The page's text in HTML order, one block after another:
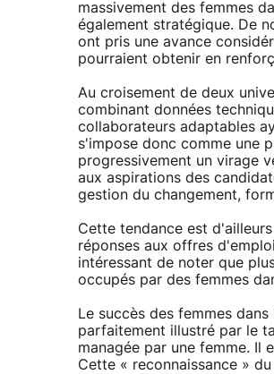
massivement des femmes
également stratégique. De
ont pris une avance
pourraient obtenir en
Au croisement de deux
combinant données
collaborateurs adaptables
s'impose donc comme une
progressivement un virage
aux aspirations des
gestion du changement,
Cette tendance est
réponses aux offres
intéressant de noter que
occupés par des femmes
Le succès des femmes
parfaitement illustré par le
managée par une femme. Il
Cette « reconnaissance »